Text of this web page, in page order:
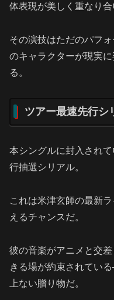
体表現が美しく重なり合
その演技はただのパフ
のキャラクターが現実
る。
ツアー最速先行シ
本シングルに封入され
行抽選シリアル。
これは米津玄師の最新
えるチャンスだ。
彼の音楽がアニメと交
きる場が約束されてい
上ない贈り物だ。